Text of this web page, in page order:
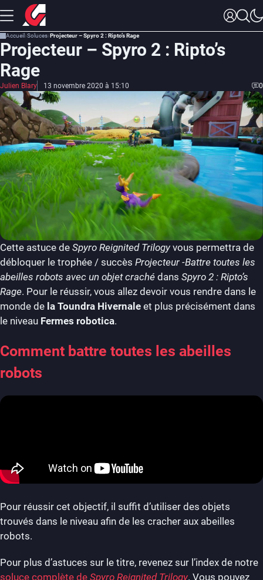
Accueil Soluces Projecteur – Spyro 2 : Ripto’s Rage
Projecteur – Spyro 2 : Ripto’s
Rage
Julien Blary 13 novembre 2020 à 15:10 0
Cette astuce de Spyro Reignited Trilogy vous permettra de
débloquer le trophée / succès Projecteur -Battre toutes les
abeilles robots avec un objet craché dans Spyro 2 : Ripto’s
Rage. Pour le réussir, vous allez devoir vous rendre dans le
monde de la Toundra Hivernale et plus précisément dans
le niveau Fermes robotica.
Comment battre toutes les abeilles
robots
Pour réussir cet objectif, il suffit d’utiliser des objets
trouvés dans le niveau afin de les cracher aux abeilles
robots.
Pour plus d’astuces sur le titre, revenez sur l’index de notre
soluce complète de Spyro Reignited Trilogy. Vous pouvez